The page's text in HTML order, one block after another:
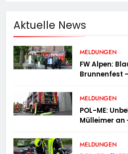
Aktuelle News
MELDUNGEN
FW Alpen:
Brunnenfest
MELDUNGEN
POL-ME:
Mülleimer an
MELDUNGEN